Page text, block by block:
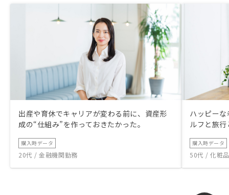
出産や育休でキャリアが変わる前に、資産形
成の“仕組み”を作っておきたかった。
購入時データ
20代 / 金融機関勤務
ハッピー
ルフと旅
購入時データ
50代 / 化粧